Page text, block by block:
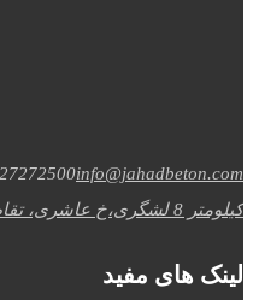
info@jahadbeton.com
کیلومتر 8 لشگری،خ عاشری، تقاطع جلال
لینک های مفید